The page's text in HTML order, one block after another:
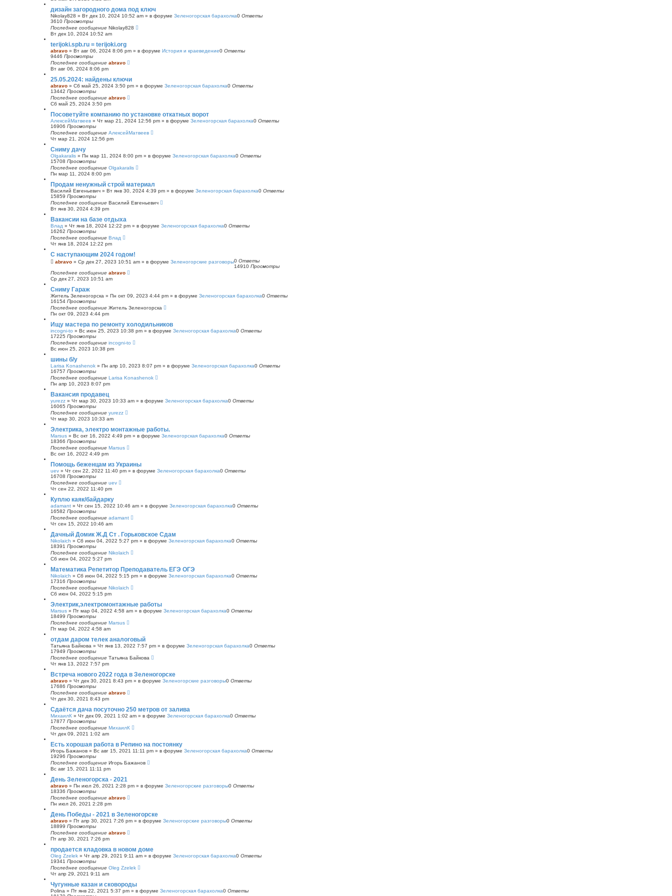
к
дизайн загородного дома под ключ
Nikolay828 » Вт дек 10, 2024 10:52 am » в форуме Зеленогорская барахолка0 Ответы
3610 Просмотры
Последнее сообщение Nikolay828
Вт дек 10, 2024 10:52 am
terijoki.spb.ru = terijoki.org
abravo » Вт авг 06, 2024 8:06 pm » в форуме История и краеведение0 Ответы
9446 Просмотры
Последнее сообщение abravo
Вт авг 06, 2024 8:06 pm
25.05.2024: найдены ключи
abravo » Сб май 25, 2024 3:50 pm » в форуме Зеленогорская барахолка0 Ответы
13442 Просмотры
Последнее сообщение abravo
Сб май 25, 2024 3:50 pm
Посоветуйте компанию по установке откатных ворот
АлексейМатвеев » Чт мар 21, 2024 12:56 pm » в форуме Зеленогорская барахолка0 Ответы
16906 Просмотры
Последнее сообщение АлексейМатвеев
Чт мар 21, 2024 12:56 pm
Сниму дачу
Olgakaralis » Пн мар 11, 2024 8:00 pm » в форуме Зеленогорская барахолка0 Ответы
15708 Просмотры
Последнее сообщение Olgakaralis
Пн мар 11, 2024 8:00 pm
Продам ненужный строй материал
Василий Евгеньевич » Вт янв 30, 2024 4:39 pm » в форуме Зеленогорская барахолка0 Ответы
15859 Просмотры
Последнее сообщение Василий Евгеньевич
Вт янв 30, 2024 4:39 pm
Вакансии на базе отдыха
Влад » Чт янв 18, 2024 12:22 pm » в форуме Зеленогорская барахолка0 Ответы
16262 Просмотры
Последнее сообщение Влад
Чт янв 18, 2024 12:22 pm
С наступающим 2024 годом!
abravo » Ср дек 27, 2023 10:51 am » в форуме Зеленогорские разговоры0 Ответы
14910 Просмотры
Последнее сообщение abravo
Ср дек 27, 2023 10:51 am
Сниму Гараж
Житель Зеленогорска » Пн окт 09, 2023 4:44 pm » в форуме Зеленогорская барахолка0 Ответы
16154 Просмотры
Последнее сообщение Житель Зеленогорска
Пн окт 09, 2023 4:44 pm
Ищу мастера по ремонту холодильников
incogni-to » Вс июн 25, 2023 10:38 pm » в форуме Зеленогорская барахолка0 Ответы
17225 Просмотры
Последнее сообщение incogni-to
Вс июн 25, 2023 10:38 pm
шины б/у
Larisa Konashenok » Пн апр 10, 2023 8:07 pm » в форуме Зеленогорская барахолка0 Ответы
16757 Просмотры
Последнее сообщение Larisa Konashenok
Пн апр 10, 2023 8:07 pm
Вакансия продавец
yurezz » Чт мар 30, 2023 10:33 am » в форуме Зеленогорская барахолка0 Ответы
16065 Просмотры
Последнее сообщение yurezz
Чт мар 30, 2023 10:33 am
Электрика, электро монтажные работы.
Marsus » Вс окт 16, 2022 4:49 pm » в форуме Зеленогорская барахолка0 Ответы
18366 Просмотры
Последнее сообщение Marsus
Вс окт 16, 2022 4:49 pm
Помощь беженцам из Украины
uev » Чт сен 22, 2022 11:40 pm » в форуме Зеленогорская барахолка0 Ответы
16708 Просмотры
Последнее сообщение uev
Чт сен 22, 2022 11:40 pm
Куплю каяк/байдарку
adamant » Чт сен 15, 2022 10:46 am » в форуме Зеленогорская барахолка0 Ответы
16582 Просмотры
Последнее сообщение adamant
Чт сен 15, 2022 10:46 am
Дачный Домик Ж.Д Ст . Горьковское Сдам
Nikolaich » Сб июн 04, 2022 5:27 pm » в форуме Зеленогорская барахолка0 Ответы
18391 Просмотры
Последнее сообщение Nikolaich
Сб июн 04, 2022 5:27 pm
Математика Репетитор Преподаватель ЕГЭ ОГЭ
Nikolaich » Сб июн 04, 2022 5:15 pm » в форуме Зеленогорская барахолка0 Ответы
17316 Просмотры
Последнее сообщение Nikolaich
Сб июн 04, 2022 5:15 pm
Электрик,электромонтажные работы
Marsus » Пт мар 04, 2022 4:58 am » в форуме Зеленогорская барахолка0 Ответы
18499 Просмотры
Последнее сообщение Marsus
Пт мар 04, 2022 4:58 am
отдам даром телек аналоговый
Татьяна Байкова » Чт янв 13, 2022 7:57 pm » в форуме Зеленогорская барахолка0 Ответы
17949 Просмотры
Последнее сообщение Татьяна Байкова
Чт янв 13, 2022 7:57 pm
Встреча нового 2022 года в Зеленогорске
abravo » Чт дек 30, 2021 8:43 pm » в форуме Зеленогорские разговоры0 Ответы
17686 Просмотры
Последнее сообщение abravo
Чт дек 30, 2021 8:43 pm
Сдаётся дача посуточно 250 метров от залива
МихаилК » Чт дек 09, 2021 1:02 am » в форуме Зеленогорская барахолка0 Ответы
17877 Просмотры
Последнее сообщение МихаилК
Чт дек 09, 2021 1:02 am
Есть хорошая работа в Репино на постоянку
Игорь Бажанов » Вс авг 15, 2021 11:11 pm » в форуме Зеленогорская барахолка0 Ответы
19296 Просмотры
Последнее сообщение Игорь Бажанов
Вс авг 15, 2021 11:11 pm
День Зеленогорска - 2021
abravo » Пн июл 26, 2021 2:28 pm » в форуме Зеленогорские разговоры0 Ответы
18336 Просмотры
Последнее сообщение abravo
Пн июл 26, 2021 2:28 pm
День Победы - 2021 в Зеленогорске
abravo » Пт апр 30, 2021 7:26 pm » в форуме Зеленогорские разговоры0 Ответы
18899 Просмотры
Последнее сообщение abravo
Пт апр 30, 2021 7:26 pm
продается кладовка в новом доме
Oleg Zzelek » Чт апр 29, 2021 9:11 am » в форуме Зеленогорская барахолка0 Ответы
19341 Просмотры
Последнее сообщение Oleg Zzelek
Чт апр 29, 2021 9:11 am
Чугунные казан и сковороды
Polina » Пт янв 22, 2021 5:37 pm » в форуме Зеленогорская барахолка0 Ответы